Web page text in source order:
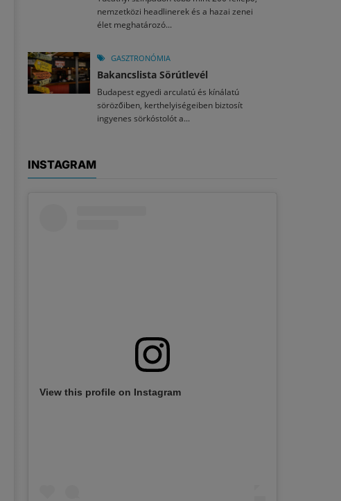
nemzetközi headlinerek és a hazai zenei
élet meghatározó...
GASZTRONÓMIA
Bakancslista Sörútlevél
Budapest egyedi arculatú és kínálatú
sörözőiben, kerthelyiségeiben biztosít
ingyenes sörkóstolót a...
INSTAGRAM
View this profile on Instagram